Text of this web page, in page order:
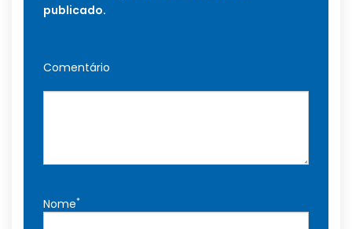
publicado.
Comentário
Nome*